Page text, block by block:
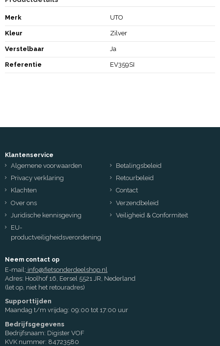
Merk UTO
Kleur Zilver
Verstelbaar Ja
Referentie EV359SI
Klantenservice
Algemene voorwaarden
Betalingsbeleid
Privacy verklaring
Retourbeleid
Klachten
Contact
Over ons
Verzendbeleid
Juridische kennisgeving
Veiligheid & Conformiteit
EU-
productveiligheidsverordening
Neem contact op
E-mail: info@fietsonderdeelshop.nl
Adres: Hoolhof 16, Eersel 5521 JR, Nederland
(let op, niet het retouradres)
Supporttijden
Maandag t/m vrijdag: 09:00 tot 17:00 uur
Bedrijfsgegevens
Bedrijfsnaam: Digister VOF
KVK nummer: 84723580